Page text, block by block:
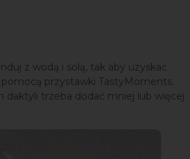
z wodą i solą, tak aby uzyskać
pomocą przystawki TastyMoments.
daktyli trzeba dodać mniej lub więcej